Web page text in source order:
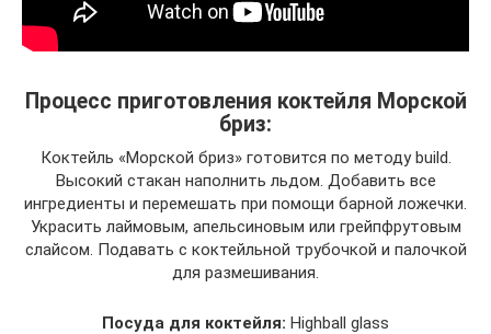
Процесс приготовления коктейля Морской
бриз:
Коктейль «Морской бриз» готовится по методу build.
Высокий стакан наполнить льдом. Добавить все
ингредиенты и перемешать при помощи барной ложечки.
Украсить лаймовым, апельсиновым или грейпфрутовым
слайсом. Подавать с коктейльной трубочкой и палочкой
для размешивания.
Посуда для коктейля: Highball glass